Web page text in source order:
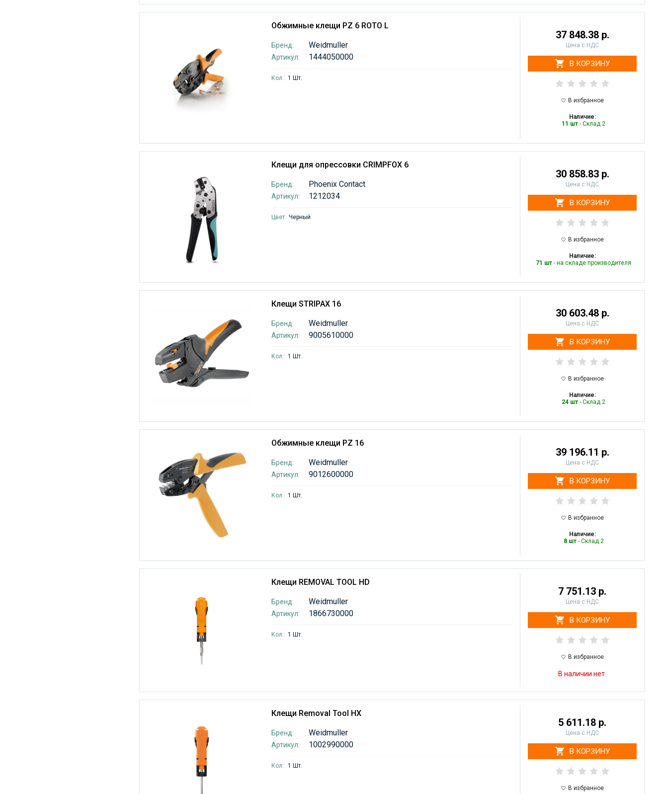
Обжимные клещи PZ 6 ROTO L
Бренд: Weidmuller
Артикул: 1444050000
Кол.: 1 Шт.
37 848.38 р.
Цена с НДС
В КОРЗИНУ
В избранное
Наличие:
11 шт - Склад 2
Клещи для опрессовки CRIMPFOX 6
Бренд: Phoenix Contact
Артикул: 1212034
Цвет: Черный
30 858.83 р.
Цена с НДС
В КОРЗИНУ
В избранное
Наличие:
71 шт - на складе производителя
Клещи STRIPAX 16
Бренд: Weidmuller
Артикул: 9005610000
Кол.: 1 Шт.
30 603.48 р.
Цена с НДС
В КОРЗИНУ
В избранное
Наличие:
24 шт - Склад 2
Обжимные клещи PZ 16
Бренд: Weidmuller
Артикул: 9012600000
Кол.: 1 Шт.
39 196.11 р.
Цена с НДС
В КОРЗИНУ
В избранное
Наличие:
8 шт- Склад 2
Клещи REMOVAL TOOL HD
Бренд: Weidmuller
Артикул: 1866730000
Кол.: 1 Шт.
7 751.13 р.
Цена с НДС
В КОРЗИНУ
В избранное
В наличии нет.
Клещи Removal Tool HX
Бренд: Weidmuller
Артикул: 1002990000
Кол.: 1 Шт.
5 611.18 р.
Цена с НДС
В КОРЗИНУ
В избранное